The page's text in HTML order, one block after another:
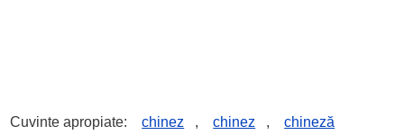
Cuvinte apropiate: chinez , chinez , chineză